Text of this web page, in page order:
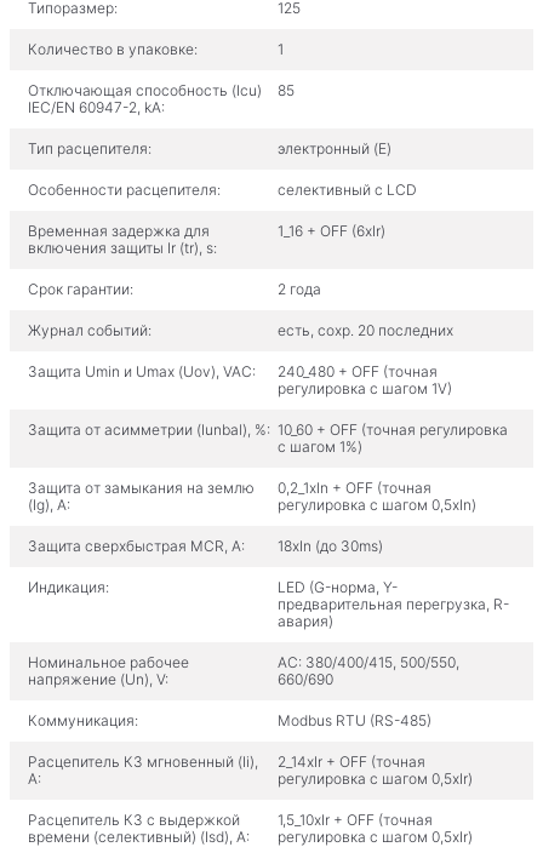
Типоразмер: 125
Количество в упаковке: 1
Отключающая способность (Icu)
IEC/EN 60947-2, kA:
85
Тип расцепителя: электронный (E)
Особенности расцепителя: селективный с LCD
Временная задержка для
включения защиты Ir (tr), s:
1_16 + OFF (6xIr)
Срок гарантии: 2 года
Журнал событий: есть, сохр. 20 последних
Защита Umin и Umax (Uov), VAC:
240_480 + OFF (точная
регулировка с шагом 1V)
Защита от асимметрии (Iunbal), %: 10_60 + OFF (точная регулировка
с шагом 1%)
Защита от замыкания на землю
(Ig), A:
0,2_1xIn + OFF (точная
регулировка с шагом 0,5xIn)
Защита сверхбыстрая MCR, A: 18xIn (до 30ms)
Индикация:
LED (G-норма, Y-
предварительная перегрузка, R-
авария)
Номинальное рабочее
напряжение (Un), V:
AC: 380/400/415, 500/550,
660/690
Коммуникация: Modbus RTU (RS-485)
Расцепитель КЗ мгновенный (Ii),
A:
2_14xIr + OFF (точная
регулировка с шагом 0,5xIr)
Расцепитель КЗ с выдержкой
времени (селективный) (Isd), A:
1,5_10xIr + OFF (точная
регулировка с шагом 0,5xIr)